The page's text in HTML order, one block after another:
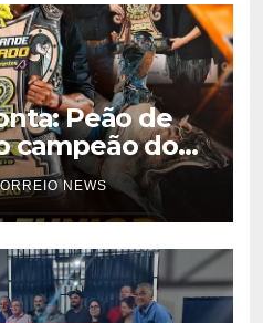
Peão de
campeão do
Ditado
em NEWS